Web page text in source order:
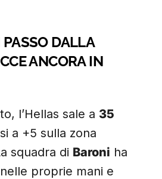
DALLA
ANCORA IN
l’Hellas sale a 35
a +5 sulla zona
squadra di Baroni ha
proprie mani e